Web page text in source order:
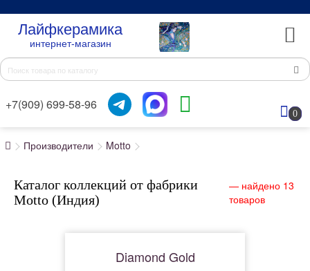
Лайфкерамика
интернет-магазин
+7(909) 699-58-96
0
Производители Motto
Каталог коллекций от фабрики
Motto (Индия)
— найдено 13
товаров
Diamond Gold